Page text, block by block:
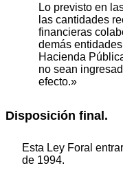
Lo previsto en
las cantidades
financieras
demás
Hacienda
no sean
efecto.»
Disposición final.
Esta Ley Foral
de 1994.